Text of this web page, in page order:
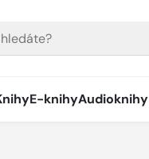
E-knihyAudioknihy